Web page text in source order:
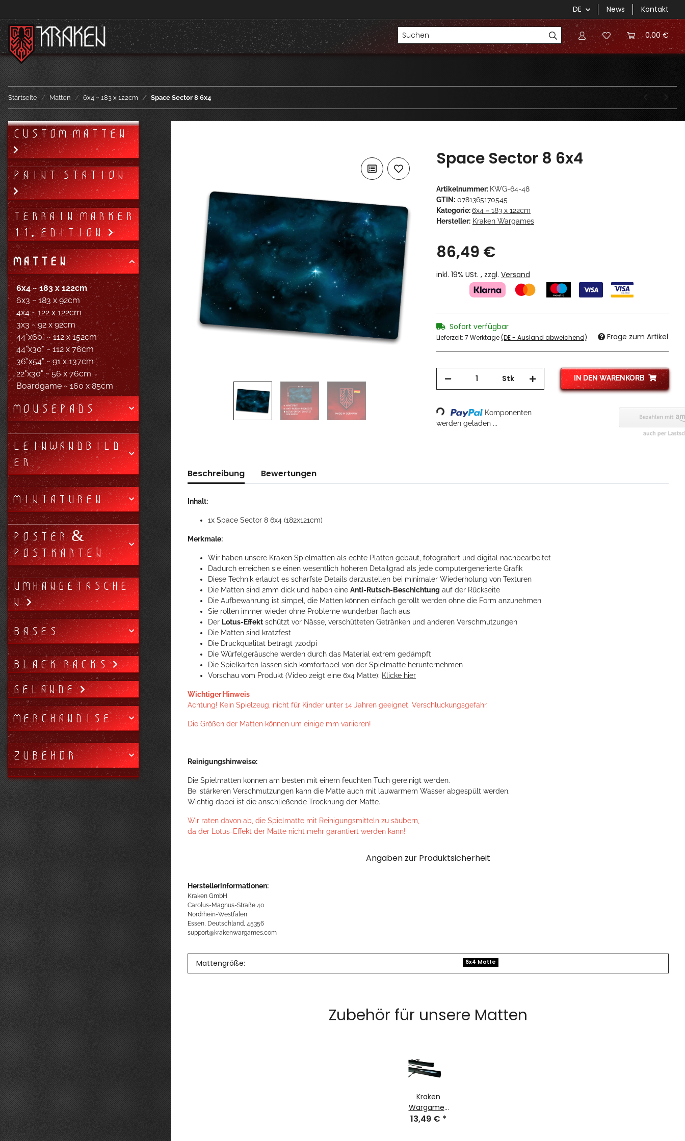
DE News Kontakt
0,00 €
Startseite Matten 6x4 ~ 183 x 122cm Space Sector 8 6x4
Space Sector 8 6x4
Artikelnummer: KWG-64-48
GTIN: 0781365170545
Kategorie:6x4 ~ 183 x 122cm
Hersteller: Kraken Wargames
86,49 €
inkl. 19% USt. , zzgl. Versand
Sofort verfügbar
Lieferzeit: 7 Werktage(DE - Ausland abweichend) Frage zum Artikel
Stk IN DEN WARENKORB
Loading...
Komponenten
werden geladen ...
Beschreibung Bewertungen
Inhalt:
1x Space Sector 8 6x4 (182x121cm)
Merkmale:
Wir haben unsere Kraken Spielmatten als echte Platten gebaut, fotografiert und digital nachbearbeitet
Dadurch erreichen sie einen wesentlich höheren Detailgrad als jede computergenerierte Grafik
Diese Technik erlaubt es schärfste Details darzustellen bei minimaler Wiederholung von Texturen
Die Matten sind 2mm dick und haben eine Anti-Rutsch-Beschichtung auf der Rückseite
Die Aufbewahrung ist simpel, die Matten können einfach gerollt werden ohne die Form anzunehmen
Sie rollen immer wieder ohne Probleme wunderbar flach aus
Der Lotus-Effekt schützt vor Nässe, verschütteten Getränken und anderen Verschmutzungen
Die Matten sind kratzfest
Die Druckqualität beträgt 720dpi
Die Würfelgeräusche werden durch das Material extrem gedämpft
Die Spielkarten lassen sich komfortabel von der Spielmatte herunternehmen
Vorschau vom Produkt (Video zeigt eine 6x4 Matte): Klicke hier
Wichtiger Hinweis
Achtung! Kein Spielzeug, nicht für Kinder unter 14 Jahren geeignet. Verschluckungsgefahr.
Die Größen der Matten können um einige mm variieren!
Reinigungshinweise:
Die Spielmatten können am besten mit einem feuchten Tuch gereinigt werden.
Bei stärkeren Verschmutzungen kann die Matte auch mit lauwarmem Wasser abgespült werden.
Wichtig dabei ist die anschließende Trocknung der Matte.
Wir raten davon ab, die Spielmatte mit Reinigungsmitteln zu säubern,
da der Lotus-Effekt der Matte nicht mehr garantiert werden kann!
Angaben zur Produktsicherheit
Herstellerinformationen:
Kraken GmbH
Carolus-Magnus-Straße 40
Nordrhein-Westfalen
Essen, Deutschland, 45356
support@krakenwargames.com
Mattengröße: 6x4 Matte
Zubehör für unsere Matten
Kraken
Wargames
Transporttasche
13,49 € *
CUSTOM MATTEN
PAINT STATION
TERRAIN MARKER
11. EDITION
MATTEN
6x4 ~ 183 x 122cm
6x3 ~ 183 x 92cm
4x4 ~ 122 x 122cm
3x3 ~ 92 x 92cm
44"x60" ~ 112 x 152cm
44"x30" ~ 112 x 76cm
36"x54" ~ 91 x 137cm
22"x30" ~ 56 x 76cm
Boardgame ~ 160 x 85cm
MOUSEPADS
LEINWANDBILD
ER
MINIATUREN
POSTER &
POSTKARTEN
UMHÄNGETASCHE
N
BASES
BLACK RACKS
GELÄNDE
MERCHANDISE
ZUBEHÖR